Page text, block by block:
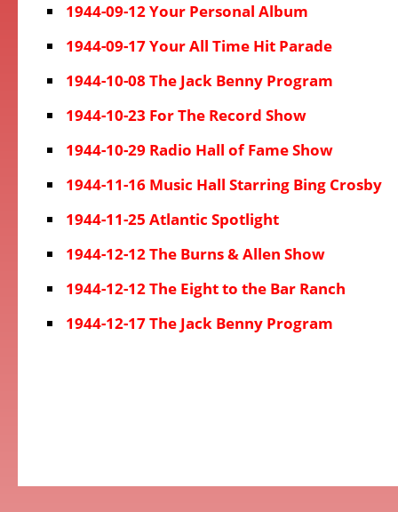
1944-09-12 Your Personal Album
1944-09-17 Your All Time Hit Parade
1944-10-08 The Jack Benny Program
1944-10-23 For The Record Show
1944-10-29 Radio Hall of Fame Show
1944-11-16 Music Hall Starring Bing Crosby
1944-11-25 Atlantic Spotlight
1944-12-12 The Burns & Allen Show
1944-12-12 The Eight to the Bar Ranch
1944-12-17 The Jack Benny Program